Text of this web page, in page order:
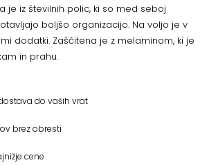
je iz številnih polic, ki so med seboj
boljšo organizacijo. Na voljo je v
dodatki. Zaščitena je z melaminom, ki je
in prahu.
do vaših vrat
brez obresti
cene